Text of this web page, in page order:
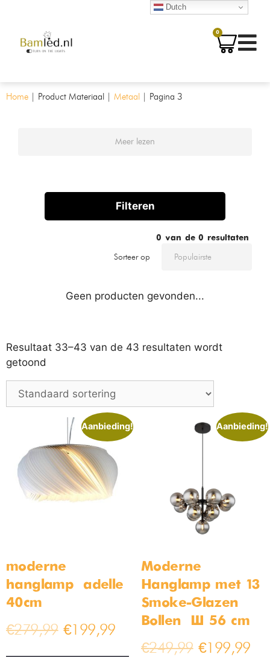
0
Home | Product Materiaal | Metaal | Pagina 3
Meer lezen
Filteren
0 van de 0 resultaten
Sorteer op
Geen producten gevonden...
Resultaat 33–43 van de 43 resultaten wordt
getoond
Aanbieding!
moderne
hanglamp – adelle –
40cm
€279,99 €199,99
Aanbieding!
Moderne
Hanglamp met 13
Smoke-Glazen
Bollen – Ø 56 cm
€249,99 €199,99
Dutch